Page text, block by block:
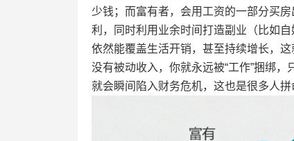
少钱；而富有者，会用工资的一部分买
利，同时利用业余时间打造副业（比如
依然能覆盖生活开销，甚至持续增长，这
没有被动收入，你就永远被“工作”捆绑
就会瞬间陷入财务危机，这也是很多人拼